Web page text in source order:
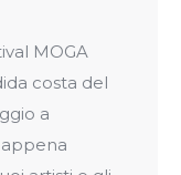
MOGA
costa del
a